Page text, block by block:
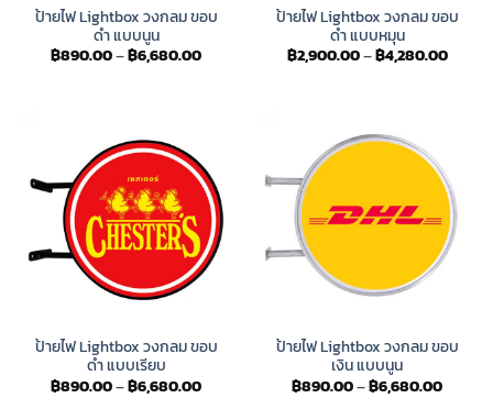
ป้ายไฟ Lightbox วงกลม ขอบ
ดำ แบบนูน
฿890.00–฿6,680.00Price
ป้ายไฟ Lightbox วงกลม ขอบ
ดำ แบบหมุน
฿2,900.00–฿4,280.00Price
ป้ายไฟ Lightbox วงกลม ขอบ
ดำ แบบเรียบ
฿890.00–฿6,680.00Price
ป้ายไฟ Lightbox วงกลม ขอบ
เงิน แบบนูน
฿890.00–฿6,680.00Price